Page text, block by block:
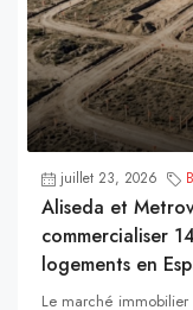
juillet 23, 2026
Aliseda et
commercialiser
logements en
Le marché